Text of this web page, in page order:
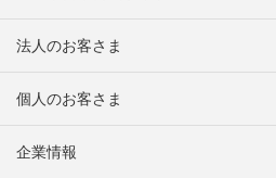
法人のお客さま
個人のお客さま
企業情報